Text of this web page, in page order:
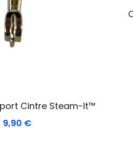
Cintre Steam-It™
9,90 €